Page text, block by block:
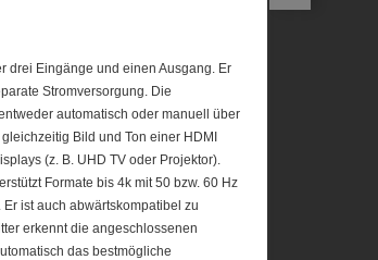
drei Eingänge und einen Ausgang. Er
Stromversorgung. Die
automatisch oder manuell über
Bild und Ton einer HDMI
(z. B. UHD TV oder Projektor).
Formate bis 4k mit 50 bzw. 60 Hz
ist auch abwärtskompatibel zu
erkennt die angeschlossenen
das bestmögliche